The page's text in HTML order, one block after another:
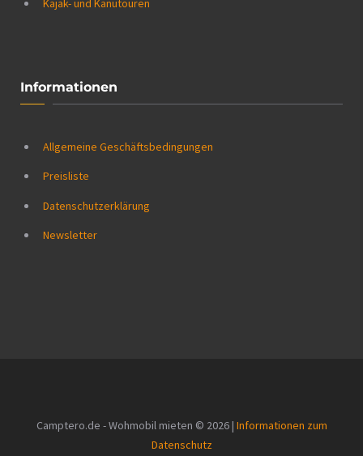
Kajak- und Kanutouren
Informationen
Allgemeine Geschäftsbedingungen
Preisliste
Datenschutzerklärung
Newsletter
Camptero.de - Wohmobil mieten © 2026 | Informationen zum
Datenschutz